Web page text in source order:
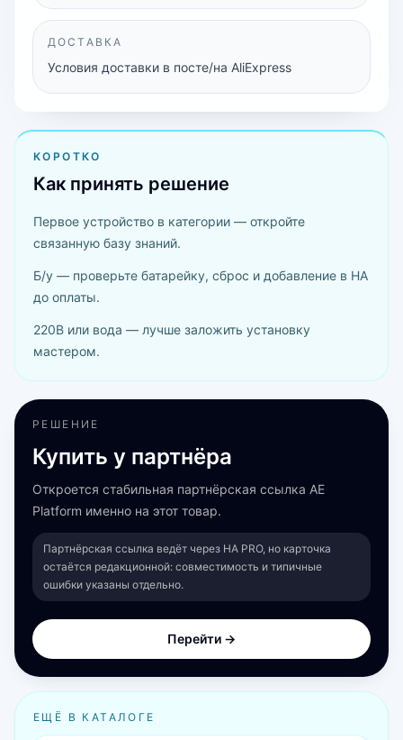
ДОСТАВКА
Условия доставки в посте/на AliExpress
КОРОТКО
Как принять решение
Первое устройство в категории — откройте
связанную базу знаний.
Б/у — проверьте батарейку, сброс и добавление в HA
до оплаты.
220В или вода — лучше заложить установку
мастером.
РЕШЕНИЕ
Купить у партнёра
Откроется стабильная партнёрская ссылка AE
Platform именно на этот товар.
Партнёрская ссылка ведёт через HA PRO, но карточка
остаётся редакционной: совместимость и типичные
ошибки указаны отдельно.
Перейти →
ЕЩЁ В КАТАЛОГЕ